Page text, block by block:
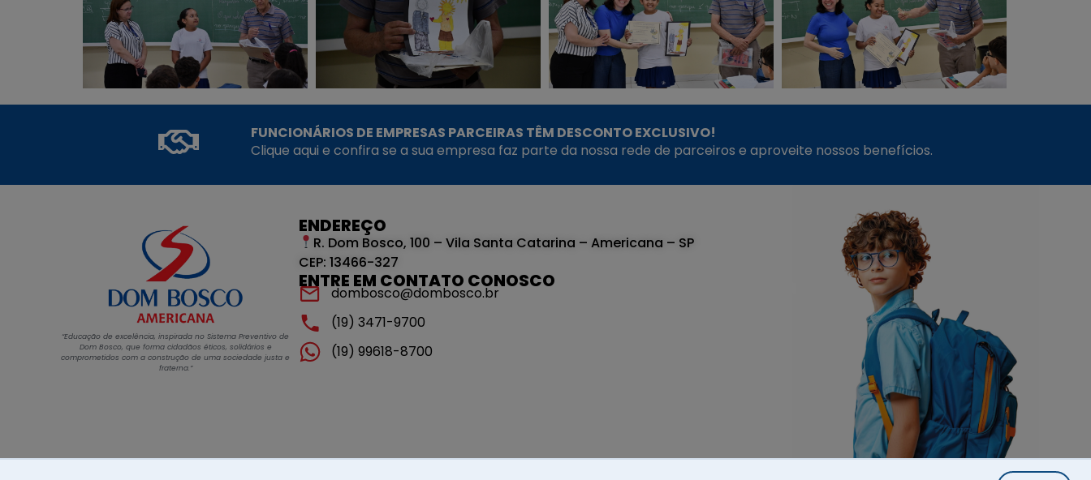
FUNCIONÁRIOS DE EMPRESAS PARCEIRAS TÊM DESCONTO EXCLUSIVO!
Clique aqui e confira se a sua empresa faz parte da nossa rede de parceiros e aproveite nossos benefícios.
“Educação de excelência, inspirada no Sistema Preventivo de
Dom Bosco, que forma cidadãos éticos, solidários e
comprometidos com a construção de uma sociedade justa e
fraterna.”
ENDEREÇO
R. Dom Bosco, 100 – Vila Santa Catarina – Americana – SP
CEP: 13466-327
ENTRE EM CONTATO CONOSCO
dombosco@dombosco.br
(19) 3471-9700
(19) 99618-8700